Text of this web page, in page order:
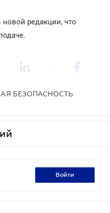
редакции, что
БЕЗОПАСНОСТЬ
войти